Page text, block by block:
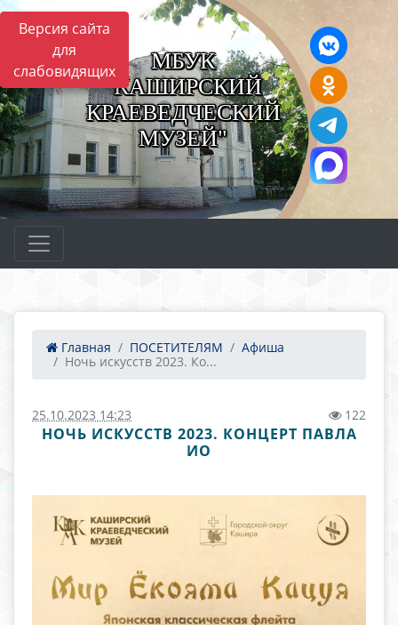
Версия сайта
для
слабовидящих
МБУК
"КАШИРСКИЙ
КРАЕВЕДЧЕСКИЙ
МУЗЕЙ"
Главная ПОСЕТИТЕЛЯМ
Афиша
Ночь искусств 2023. Ко...
25.10.2023 14:23 122
НОЧЬ ИСКУССТВ 2023. КОНЦЕРТ ПАВЛА
ИО